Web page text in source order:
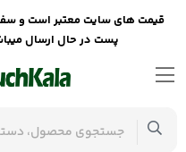
قیمت های سایت معتبر است و
پست در حال ارسال